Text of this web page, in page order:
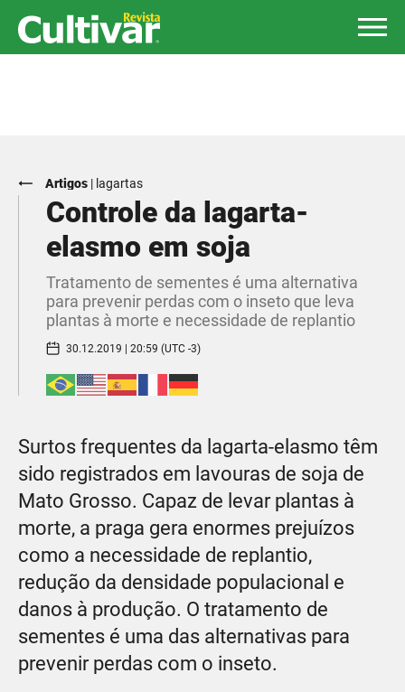
Artigos | lagartas
Controle da lagarta-
elasmo em soja
Tratamento de sementes é uma alternativa
para prevenir perdas com o inseto que leva
plantas à morte e necessidade de replantio
30.12.2019 | 20:59 (UTC -3)
Surtos frequentes da lagarta-elasmo têm
sido registrados em lavouras de soja de
Mato Grosso. Capaz de levar plantas à
morte, a praga gera enormes prejuízos
como a necessidade de replantio,
redução da densidade populacional e
danos à produção. O tratamento de
sementes é uma das alternativas para
prevenir perdas com o inseto.